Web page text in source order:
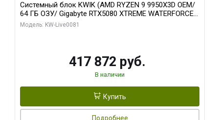
Системный блок KWIK (AMD RYZEN 9 9950X3D OEM/
64 ГБ ОЗУ/ Gigabyte RTX5080 XTREME WATERFORCE
16GB GDDR7 256bit/ 1 ТБ SSD)
Модель: KW-Live0081
417 872 руб.
В наличии
Купить
Подробнее